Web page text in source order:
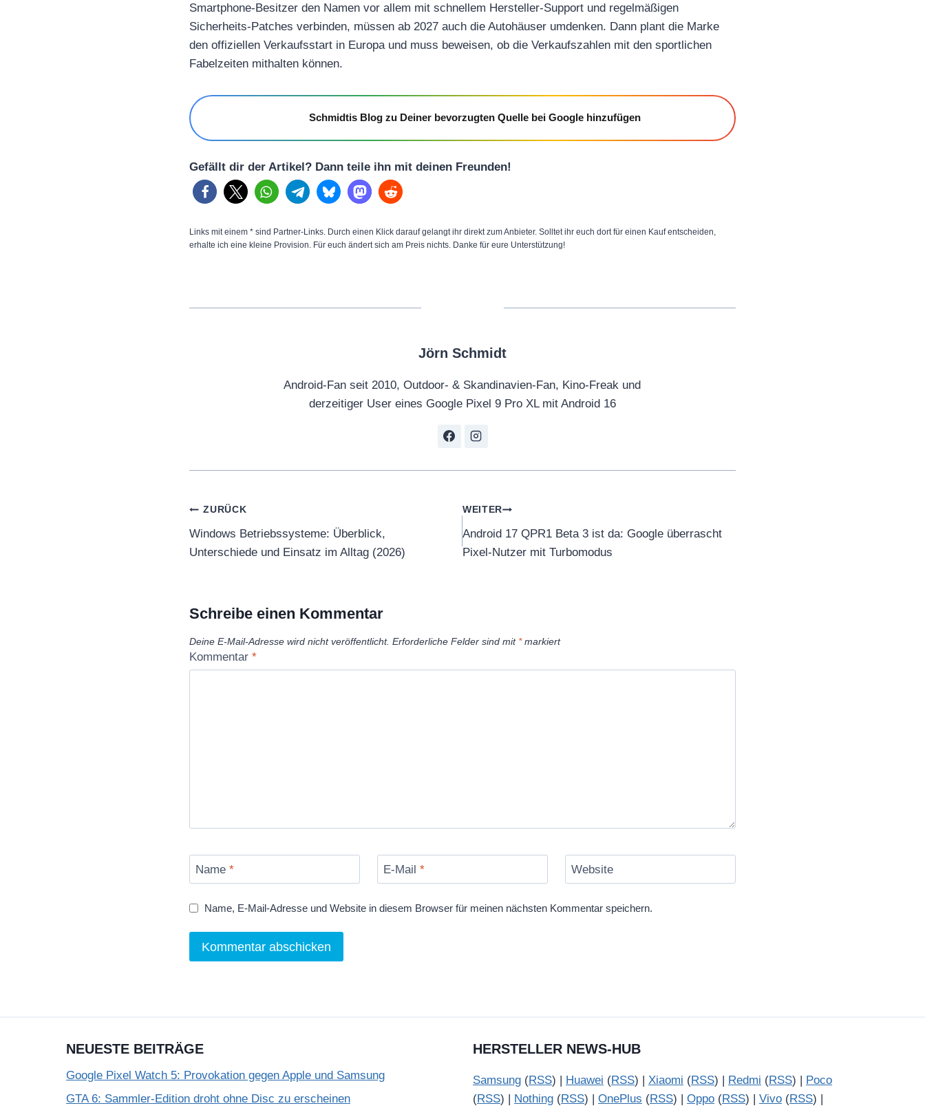
Smartphone-Besitzer den Namen vor allem mit schnellem Hersteller-Support und regelmäßigen
Sicherheits-Patches verbinden, müssen ab 2027 auch die Autohäuser umdenken. Dann plant die Marke
den offiziellen Verkaufsstart in Europa und muss beweisen, ob die Verkaufszahlen mit den sportlichen
Fabelzeiten mithalten können.
Schmidtis Blog zu Deiner bevorzugten Quelle bei Google hinzufügen
Gefällt dir der Artikel? Dann teile ihn mit deinen Freunden!
Links mit einem * sind Partner-Links. Durch einen Klick darauf gelangt ihr direkt zum Anbieter. Solltet ihr euch dort für einen Kauf entscheiden,
erhalte ich eine kleine Provision. Für euch ändert sich am Preis nichts. Danke für eure Unterstützung!
Jörn Schmidt
Android-Fan seit 2010, Outdoor- & Skandinavien-Fan, Kino-Freak und
derzeitiger User eines Google Pixel 9 Pro XL mit Android 16
Beitragsnavigation
ZURÜCK
Windows Betriebssysteme: Überblick,
Unterschiede und Einsatz im Alltag (2026)
WEITER
Android 17 QPR1 Beta 3 ist da: Google überrascht
Pixel-Nutzer mit Turbomodus
Schreibe einen Kommentar
Deine E-Mail-Adresse wird nicht veröffentlicht. Erforderliche Felder sind mit *markiert
Kommentar *
Name * E-Mail * Website
Name, E-Mail-Adresse und Website in diesem Browser für meinen nächsten Kommentar speichern.
NEUESTE BEITRÄGE
Google Pixel Watch 5: Provokation gegen Apple und Samsung
GTA 6: Sammler-Edition droht ohne Disc zu erscheinen
HERSTELLER NEWS-HUB
Samsung (RSS) | Huawei (RSS) | Xiaomi (RSS) | Redmi (RSS) | Poco
(RSS) | Nothing (RSS) | OnePlus (RSS) | Oppo (RSS) | Vivo (RSS) |